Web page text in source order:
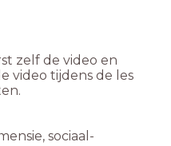
zelf de video en
video tijdens de les
sociaal-